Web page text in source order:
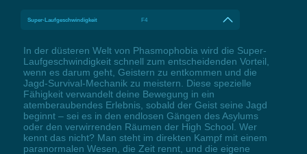
Super-Laufgeschwindigkeit F4
In der düsteren Welt von Phasmophobia wird die Super-
Laufgeschwindigkeit schnell zum entscheidenden Vorteil,
wenn es darum geht, Geistern zu entkommen und die
Jagd-Survival-Mechanik zu meistern. Diese spezielle
Fähigkeit verwandelt deine Bewegung in ein
atemberaubendes Erlebnis, sobald der Geist seine Jagd
beginnt – sei es in den endlosen Gängen des Asylums
oder den verwirrenden Räumen der High School. Wer
kennt das nicht? Man steht im direkten Kampf mit einem
paranormalen Wesen, die Zeit rennt, und die eigene